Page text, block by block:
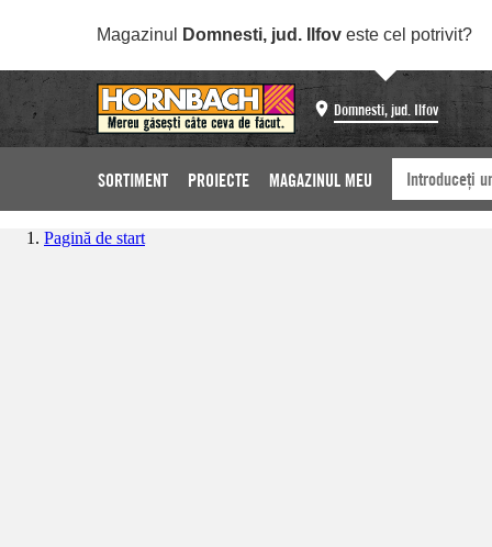
Magazinul Domnesti, jud. Ilfov este cel potrivit?
Domnesti, jud. Ilfov
SORTIMENT PROIECTE MAGAZINUL MEU
Pagină de start